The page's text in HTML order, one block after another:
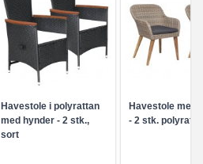
Havestole i polyrattan
med hynder - 2 stk.,
sort
Havestole med
- 2 stk.